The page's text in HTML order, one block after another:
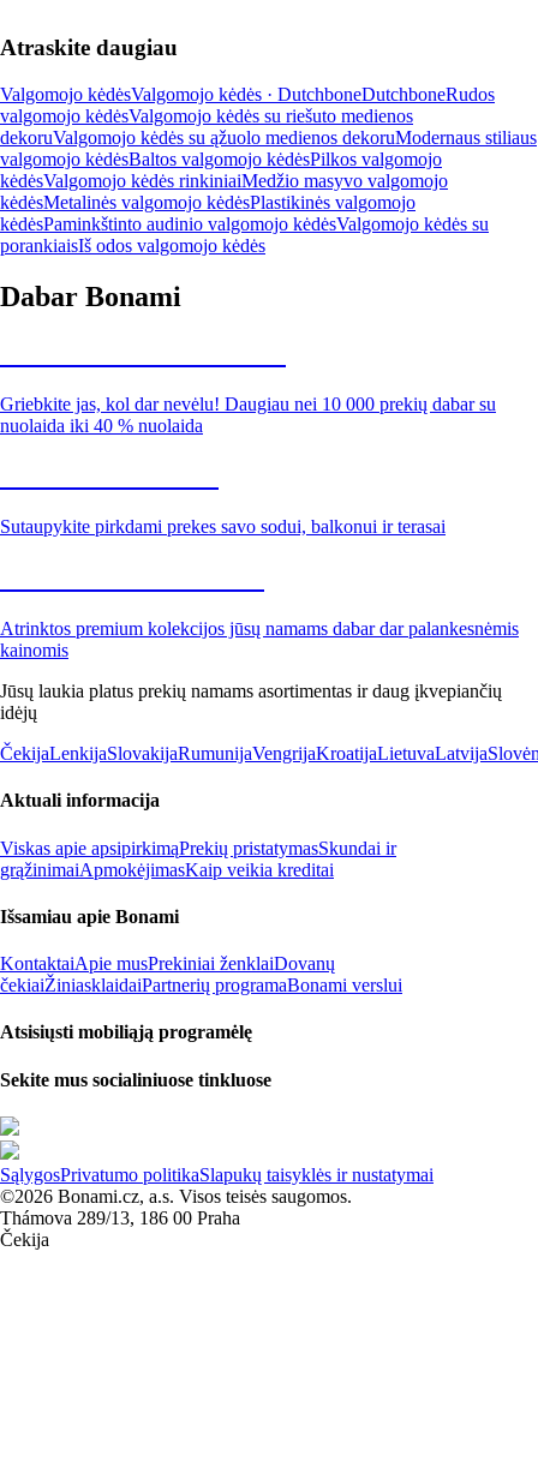
Atraskite daugiau
Valgomojo kėdėsValgomojo kėdės · DutchboneDutchboneRudos
valgomojo kėdėsValgomojo kėdės su riešuto medienos
dekoruValgomojo kėdės su ąžuolo medienos dekoruModernaus stiliaus
valgomojo kėdėsBaltos valgomojo kėdėsPilkos valgomojo
kėdėsValgomojo kėdės rinkiniaiMedžio masyvo valgomojo
kėdėsMetalinės valgomojo kėdėsPlastikinės valgomojo
kėdėsPaminkštinto audinio valgomojo kėdėsValgomojo kėdės su
porankiaisIš odos valgomojo kėdės
Dabar Bonami
Griebkite jas, kol dar nevėlu! Daugiau nei 10 000 prekių dabar su
nuolaida iki 40 % nuolaida
Sutaupykite pirkdami prekes savo sodui, balkonui ir terasai
Atrinktos premium kolekcijos jūsų namams dabar dar palankesnėmis
kainomis
Jūsų laukia platus prekių namams asortimentas ir daug įkvepiančių
idėjų
ČekijaLenkijaSlovakijaRumunijaVengrijaKroatijaLietuvaLatvija
Aktuali informacija
Viskas apie apsipirkimąPrekių pristatymasSkundai ir
grąžinimaiApmokėjimasKaip veikia kreditai
Išsamiau apie Bonami
KontaktaiApie musPrekiniai ženklaiDovanų
čekiaiŽiniasklaidaiPartnerių programaBonami verslui
Atsisiųsti mobiliąją programėlę
Sekite mus socialiniuose tinkluose
SąlygosPrivatumo politikaSlapukų taisyklės ir nustatymai
©2026 Bonami.cz, a.s. Visos teisės saugomos.
Thámova 289/13, 186 00 Praha
Čekija